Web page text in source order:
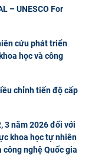
– UNESCO For
cứu phát triển
học và công
chỉnh tiến độ cấp
3 năm 2026 đối với
khoa học tự nhiên
công nghệ Quốc gia